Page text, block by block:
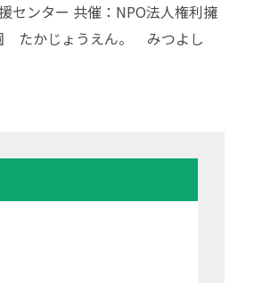
センター 共催：NPO法人権利擁
たかじょうえん。 みつよし